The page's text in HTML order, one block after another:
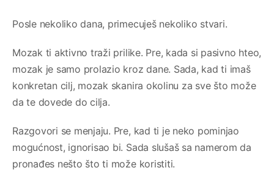
Posle nekoliko dana, primecuješ nekoliko stvari.
Mozak ti aktivno traži prilike. Pre, kada si pasivno hteo,
mozak je samo prolazio kroz dane. Sada, kad ti imaš
konkretan cilj, mozak skanira okolinu za sve što može
da te dovede do cilja.
Razgovori se menjaju. Pre, kad ti je neko pominjao
mogućnost, ignorisao bi. Sada slušaš sa namerom da
pronađes nešto što ti može koristiti.